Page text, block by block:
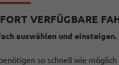
VERFÜGBARE
auswählen und einsteigen.
so schnell wie